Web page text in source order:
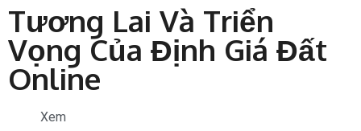
Tương Lai Và Triển
Vọng Của Định Giá Đất
Online
Xem